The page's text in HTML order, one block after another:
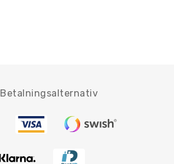
Betalningsalternativ